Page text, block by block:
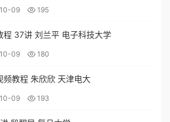
09 195
程 37讲 刘兰平 电子科技大学
09 180
频教程 朱欣欣 天津电大
09 193